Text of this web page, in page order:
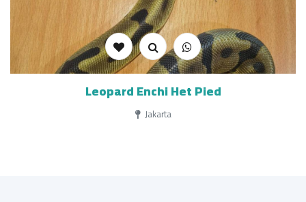
Leopard Enchi Het Pied
Jakarta